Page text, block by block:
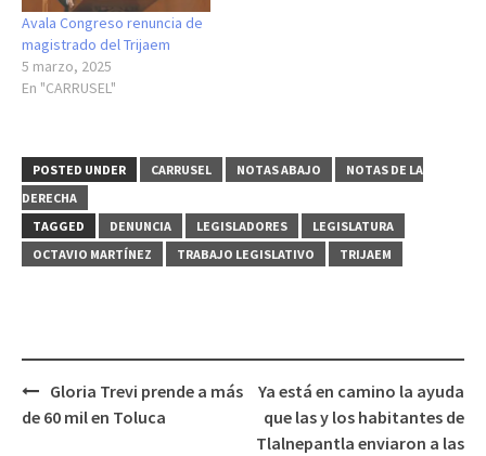
Avala Congreso renuncia de
magistrado del Trijaem
5 marzo, 2025
En "CARRUSEL"
POSTED UNDER CARRUSEL NOTAS ABAJO
NOTAS DE LA
DERECHA
TAGGED
DENUNCIA LEGISLADORES
LEGISLATURA
OCTAVIO MARTÍNEZ
TRABAJO LEGISLATIVO TRIJAEM
Post
navigation
Gloria Trevi prende a más
de 60 mil en Toluca
Ya está en camino la ayuda
que las y los habitantes de
Tlalnepantla enviaron a las